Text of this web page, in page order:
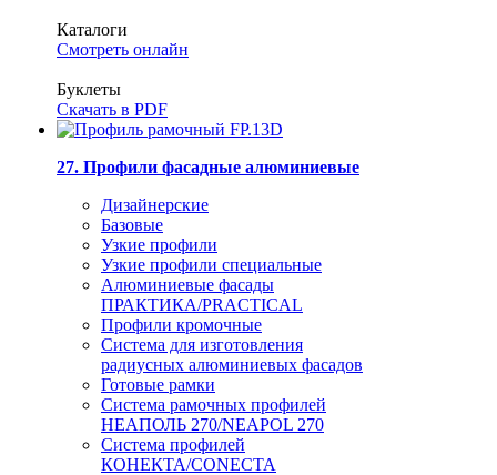
Каталоги
Смотреть онлайн
Буклеты
Скачать в PDF
27. Профили фасадные алюминиевые
Дизайнерские
Базовые
Узкие профили
Узкие профили специальные
Алюминиевые фасады
ПРАКТИКА/PRACTICAL
Профили кромочные
Система для изготовления
радиусных алюминиевых фасадов
Готовые рамки
Система рамочных профилей
НЕАПОЛЬ 270/NEAPOL 270
Система профилей
КОНЕКТА/CONECTA